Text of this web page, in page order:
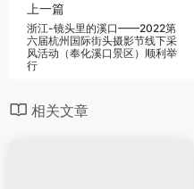
上一篇
浙江-镜头里的溪口——2022第
六届杭州国际街头摄影节线下采
风活动（奉化溪口景区）顺利举
行
相关文章